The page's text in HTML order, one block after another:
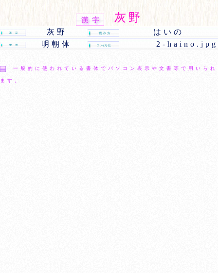
灰野
灰野
はいの
明朝体
2-haino.jpg
一般的に使われている書体でパソコン表示や文書等で用いられ
ます。